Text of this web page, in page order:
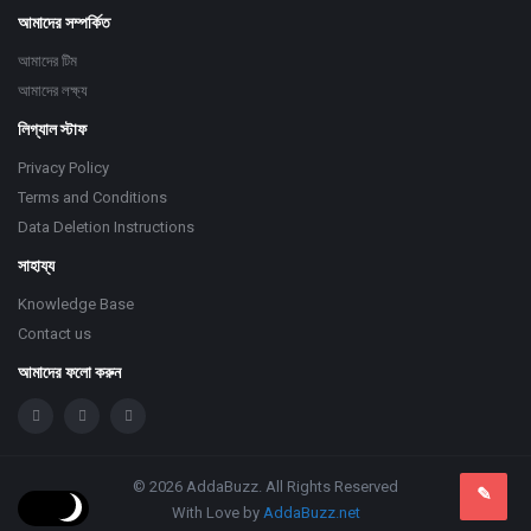
আমাদের সম্পর্কিত
আমাদের টিম
আমাদের লক্ষ্য
লিগ্যাল স্টাফ
Privacy Policy
Terms and Conditions
Data Deletion Instructions
সাহায্য
Knowledge Base
Contact us
আমাদের ফলো করুন
© 2026 AddaBuzz. All Rights Reserved
With Love by AddaBuzz.net